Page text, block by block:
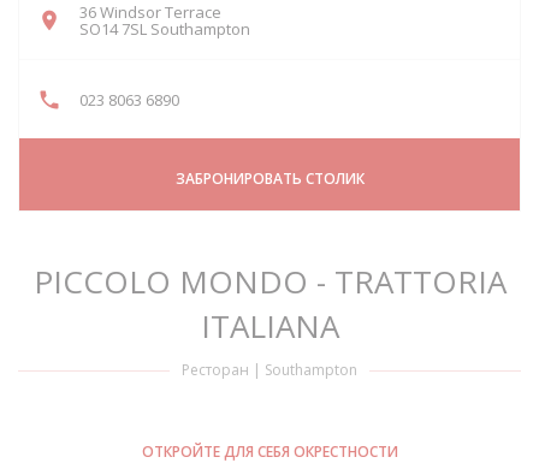
36 Windsor Terrace
SO14 7SL Southampton
023 8063 6890
ЗАБРОНИРОВАТЬ СТОЛИК
PICCOLO MONDO - TRATTORIA
ITALIANA
Ресторан | Southampton
ОТКРОЙТЕ ДЛЯ СЕБЯ ОКРЕСТНОСТИ